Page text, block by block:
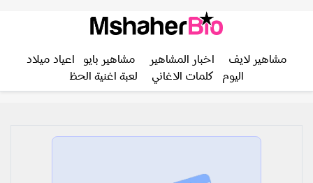
مشاهير لايف اخبار المشاهير مشاهير بايو
اعياد ميلاد
اليوم
كلمات الاغاني لعبة اغنية الحظ